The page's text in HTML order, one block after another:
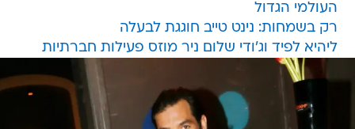
העולמי הגדול
רק בשמחות: נינט טייב חוגגת לבעלה
ליהיא לפיד וג'ודי שלום ניר מוזס פעילות חברתיות